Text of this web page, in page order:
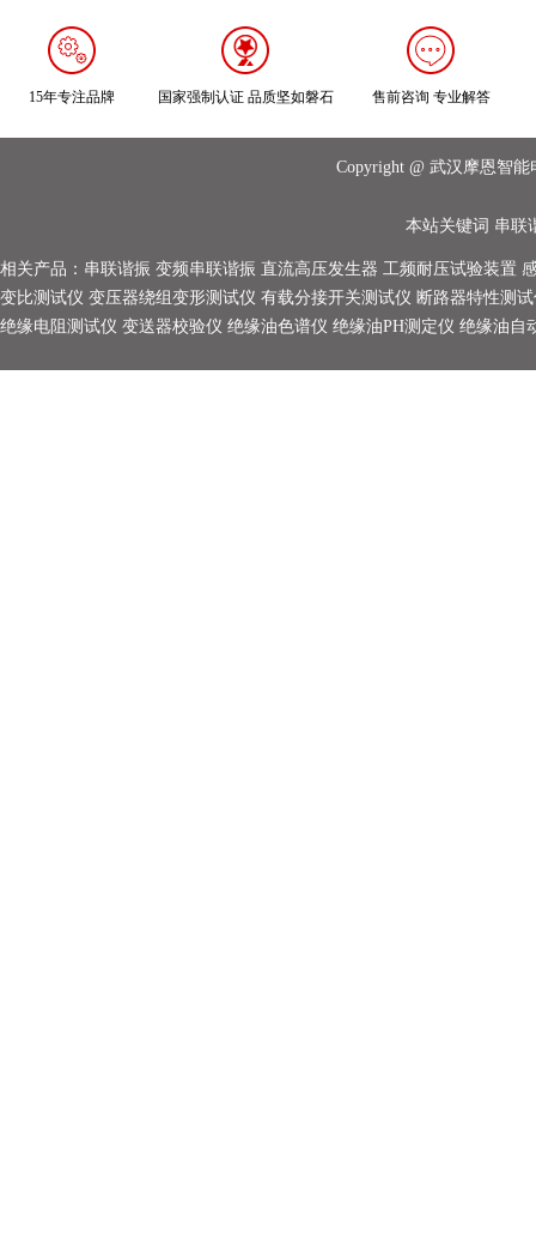
15年专注品牌 国家强制认证 品质坚如磐石 售前咨询 专业解答
Copyright @ 武汉摩恩智
本站关键词 串联
相关产品： 串联谐振 变频串联谐振 直流高压发生器 工频耐压试验装置
变比测试仪 变压器绕组变形测试仪 有载分接开关测试仪 断路器特性测
绝缘电阻测试仪 变送器校验仪 绝缘油色谱仪 绝缘油PH测定仪 绝缘油自